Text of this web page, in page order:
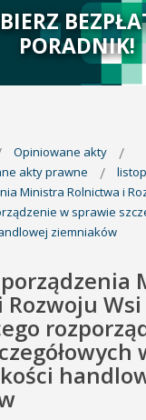
PORADNIK!
Opiniowane akty
akty prawne
Ministra Rolnictwa i
w sprawie
ziemniaków
Wsi